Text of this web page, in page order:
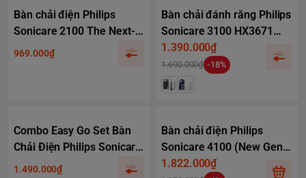
Bàn chải điện Philips
Sonicare 2100 The Next-
Generation
969.000₫
Bàn chải đánh răng Philips
Sonicare 3100 HX3671
(Value Starter Set)
1.390.000₫
1.690.000₫ -18%
Combo Easy Go Set Bàn
Chải Điện Philips Sonicare
1100 & tăm nước du lịch
1.490.000₫
Bàn chải điện Philips
Sonicare 4100 (New Gen
2026) - Value Starter Set
1.822.000₫